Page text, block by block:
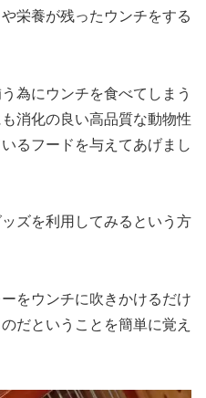
栄養が残ったウンチをする
為にウンチを食べてしまう
消化の良い高品質な動物性
るフードを与えてあげまし
ズを利用してみるという方
をウンチに吹きかけるだけ
だということを簡単に覚え